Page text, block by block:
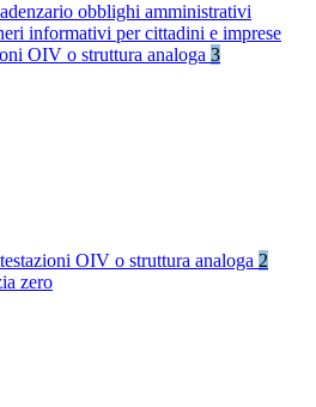
obblighi amministrativi
informativi per cittadini e imprese
OIV o struttura analoga 3
OIV o struttura analoga 2
zero